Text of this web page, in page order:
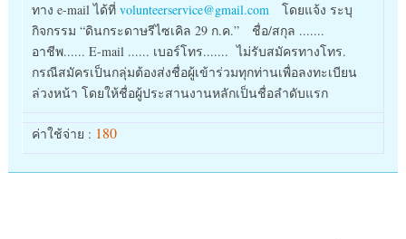
ทาง e-mail ได้ที่ volunteerservice@gmail.comโดยแจ้ง ระบุ
กิจกรรม “ดินกระดาษรีไซเคิล 29 ก.ค.” ชื่อ/สกุล .......
อาชีพ...... E-mail ...... เบอร์โทร....... ไม่รับสมัครทางโทร.
กรณีสมัครเป็นกลุ่มต้องส่งชื่อผู้เข้าร่วมทุกท่านเพื่อลงทะเบียน
ล่วงหน้า โดยให้ชื่อผู้ประสานงานหลักเป็นชื่อลำดับแรก
ค่าใช้จ่าย : 180